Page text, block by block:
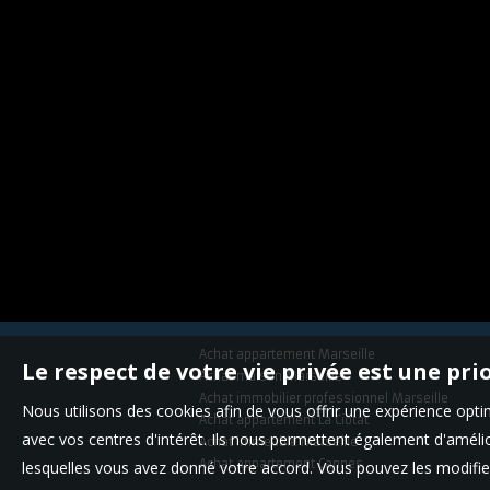
Achat appartement Marseille
Achat maison Marseille
Achat immobilier professionnel Marseille
Achat appartement La Ciotat
Achat immeuble Marseille
Achat appartement Cannes
Le respect de votre vie privée est une
Nous utilisons des cookies afin de vous offrir une expérience
avec vos centres d'intérêt. Ils nous permettent également
lesquelles vous avez donné votre accord. Vous pouvez les